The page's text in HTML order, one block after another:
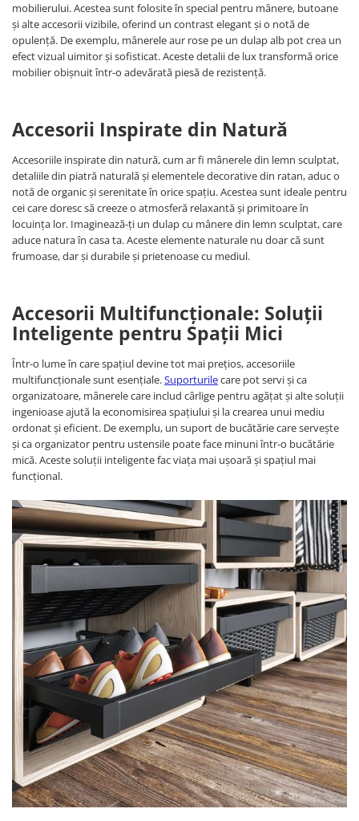
mobilierului. Acestea sunt folosite în special pentru mânere, butoane
și alte accesorii vizibile, oferind un contrast elegant și o notă de
opulență. De exemplu, mânerele aur rose pe un dulap alb pot crea un
efect vizual uimitor și sofisticat. Aceste detalii de lux transformă orice
mobilier obișnuit într-o adevărată piesă de rezistență.
Accesorii Inspirate din Natură
Accesoriile inspirate din natură, cum ar fi mânerele din lemn sculptat,
detaliile din piatră naturală și elementele decorative din ratan, aduc o
notă de organic și serenitate în orice spațiu. Acestea sunt ideale pentru
cei care doresc să creeze o atmosferă relaxantă și primitoare în
locuința lor. Imaginează-ți un dulap cu mânere din lemn sculptat, care
aduce natura în casa ta. Aceste elemente naturale nu doar că sunt
frumoase, dar și durabile și prietenoase cu mediul.
Accesorii Multifuncționale: Soluții
Inteligente pentru Spații Mici
Într-o lume în care spațiul devine tot mai prețios, accesoriile
multifuncționale sunt esențiale.Suporturilecare pot servi și ca
organizatoare, mânerele care includ cârlige pentru agățat și alte soluții
ingenioase ajută la economisirea spațiului și la crearea unui mediu
ordonat și eficient. De exemplu, un suport de bucătărie care servește
și ca organizator pentru ustensile poate face minuni într-o bucătărie
mică. Aceste soluții inteligente fac viața mai ușoară și spațiul mai
funcțional.